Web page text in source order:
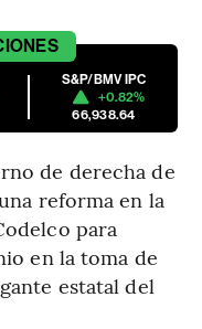
S&P/BMV IPC
+0.82%
66,938.64
de derecha de
reforma en la
para
en la toma de
estatal del